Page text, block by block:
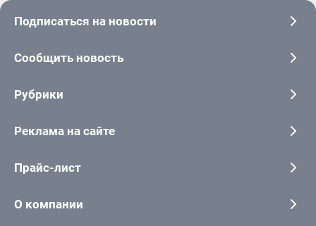
Подписаться на новости
Сообщить новость
Рубрики
Реклама на сайте
Прайс-лист
О компании